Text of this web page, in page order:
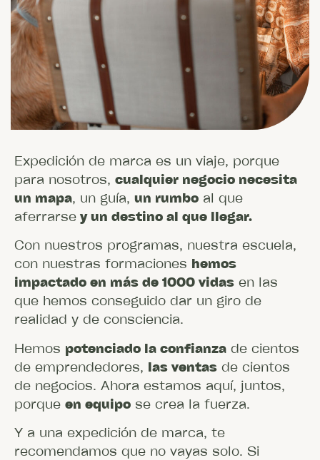
Expedición de marca es un viaje, porque
para nosotros, cualquier negocio necesita
un mapa, un guía, un rumbo al que
aferrarse y un destino al que llegar.
Con nuestros programas, nuestra escuela,
con nuestras formaciones hemos
impactado en más de 1000 vidas en las
que hemos conseguido dar un giro de
realidad y de consciencia.
Hemos potenciado la confianza de cientos
de emprendedores, las ventas de cientos
de negocios. Ahora estamos aquí, juntos,
porque en equipo se crea la fuerza.
Y a una expedición de marca, te
recomendamos que no vayas solo. Si